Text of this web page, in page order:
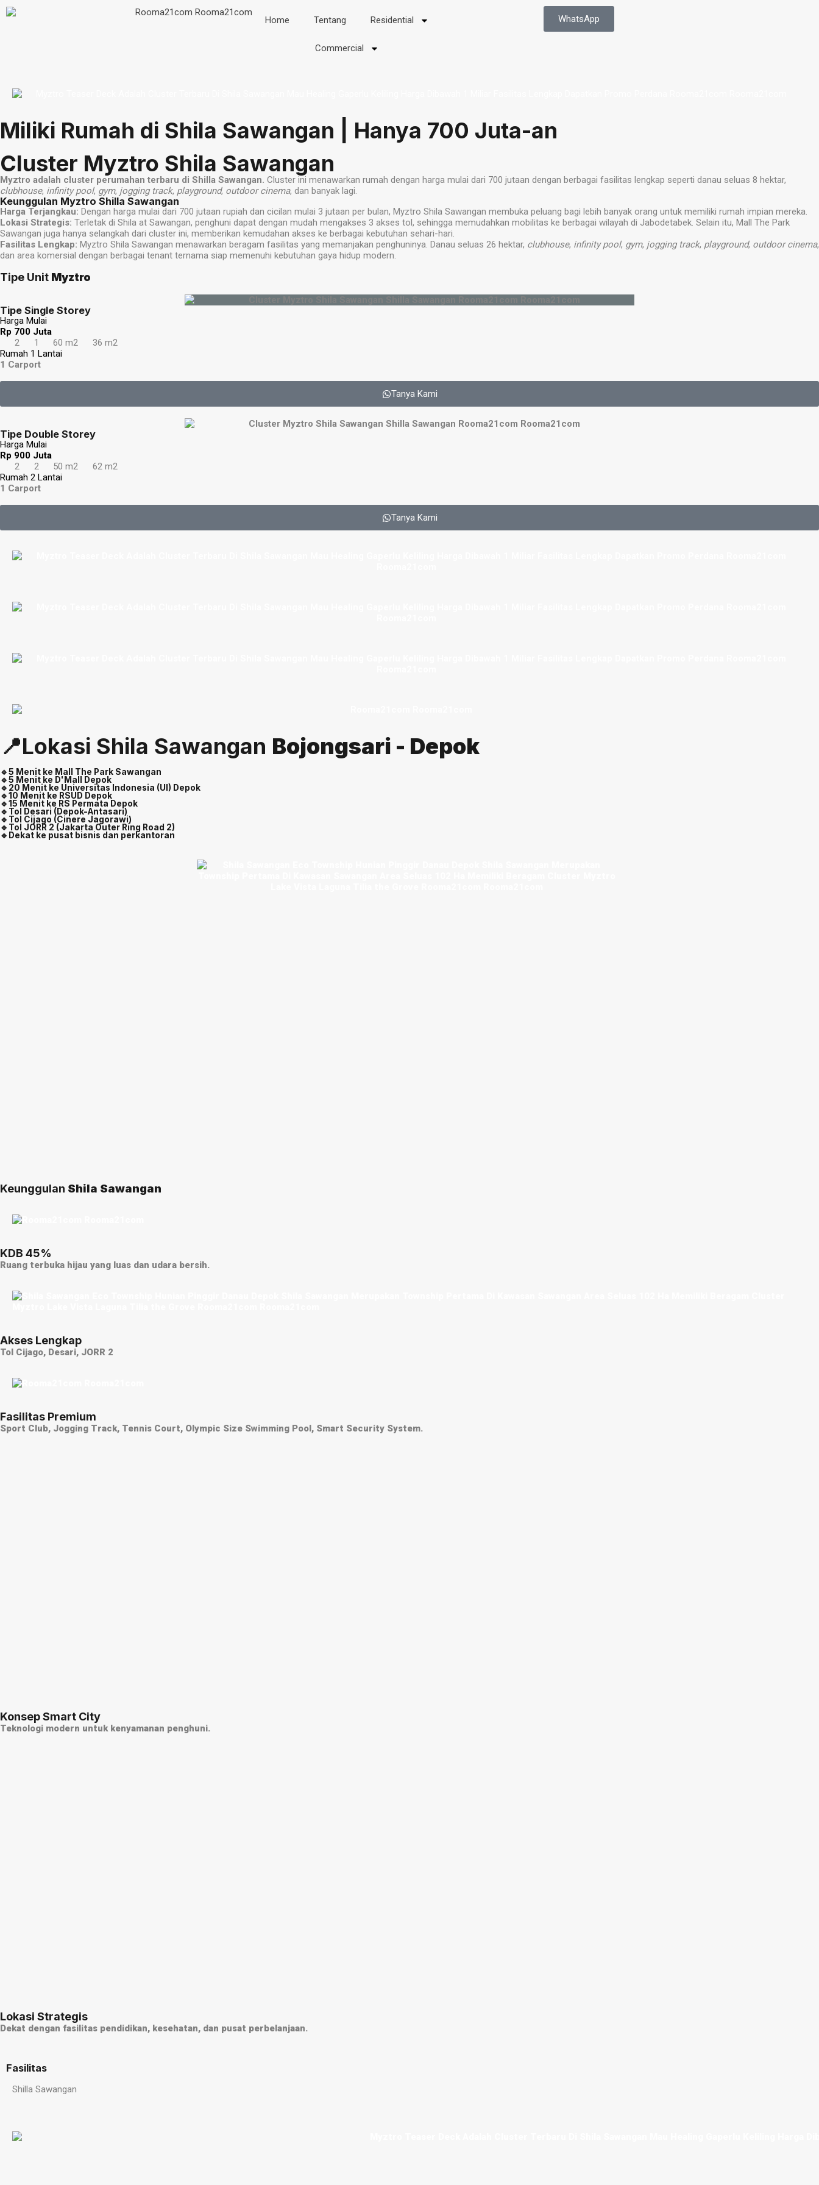
Home Tentang Residential
Commercial
WhatsApp
Miliki Rumah di Shila Sawangan | Hanya 700 Juta-an
Cluster Myztro Shila Sawangan
Myztro adalah cluster perumahan terbaru di Shilla Sawangan. Cluster ini menawarkan rumah dengan harga mulai dari 700 jutaan dengan berbagai fasilitas lengkap seperti danau seluas 8 hektar,
clubhouse, infinity pool, gym, jogging track, playground, outdoor cinema, dan banyak lagi.
Keunggulan Myztro Shilla Sawangan
Harga Terjangkau: Dengan harga mulai dari 700 jutaan rupiah dan cicilan mulai 3 jutaan per bulan, Myztro Shila Sawangan membuka peluang bagi lebih banyak orang untuk memiliki rumah impian mereka.
Lokasi Strategis: Terletak di Shila at Sawangan, penghuni dapat dengan mudah mengakses 3 akses tol, sehingga memudahkan mobilitas ke berbagai wilayah di Jabodetabek. Selain itu, Mall The Park
Sawangan juga hanya selangkah dari cluster ini, memberikan kemudahan akses ke berbagai kebutuhan sehari-hari.
Fasilitas Lengkap: Myztro Shila Sawangan menawarkan beragam fasilitas yang memanjakan penghuninya. Danau seluas 26 hektar, clubhouse, infinity pool, gym, jogging track, playground, outdoor cinema,
dan area komersial dengan berbagai tenant ternama siap memenuhi kebutuhan gaya hidup modern.
Tipe Unit Myztro
Tipe Single Storey
Harga Mulai
Rp 700 Juta
2
1 60 m2
36 m2
Rumah 1 Lantai
1 Carport
Tanya Kami
Tipe Double Storey
Harga Mulai
Rp 900 Juta
2
2 50 m2
62 m2
Rumah 2 Lantai
1 Carport
Tanya Kami
📍Lokasi Shila Sawangan Bojongsari - Depok
🔹5 Menit ke Mall The Park Sawangan
🔹5 Menit ke D'Mall Depok
🔹20 Menit ke Universitas Indonesia (UI) Depok
🔹10 Menit ke RSUD Depok
🔹15 Menit ke RS Permata Depok
🔹Tol Desari (Depok-Antasari)
🔹Tol Cijago (Cinere Jagorawi)
🔹Tol JORR 2 (Jakarta Outer Ring Road 2)
🔹Dekat ke pusat bisnis dan perkantoran
Keunggulan Shila Sawangan
KDB 45%
Ruang terbuka hijau yang luas dan udara bersih.
Akses Lengkap
Tol Cijago, Desari, JORR 2
Fasilitas Premium
Sport Club, Jogging Track, Tennis Court, Olympic Size Swimming Pool, Smart Security System.